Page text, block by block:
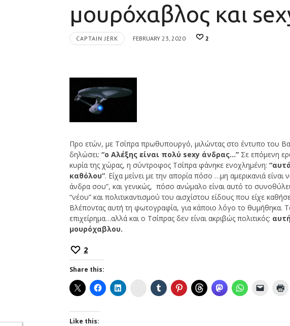
μουρόχαβλος και
CAPTAIN JERK FEBRUARY 23, 2020 2
Προ ετών, με Τσίπρα πρωθυπουργό, μιλώντας στο έντυπο του
δηλώσει: “ο Αλέξης είναι πολύ sexy άνδρας…” Σε επόμενη
κυρία της χώρας, η σύντροφος Τσίπρα φάνηκε ενοχλημένη:
καθόλου”. Είχα μείνει με την απορία πόσο …μη αμερικανιά
άνδρα σου”, και γενικώς, πόσο ανώμαλο είναι αυτό το
“νέου” και πολιτικαντισμού του αισχίστου είδους που είχε
Βλέποντας αυτή τη φωτογραφία, για κάποιο λόγο το θυμήθηκα.
επιχείρημα…αλλά και ο Τσίπρας δεν είναι ακριβώς πολιτικός:
μουρόχαβλου.
2
Share this:
Instagram
Like this: